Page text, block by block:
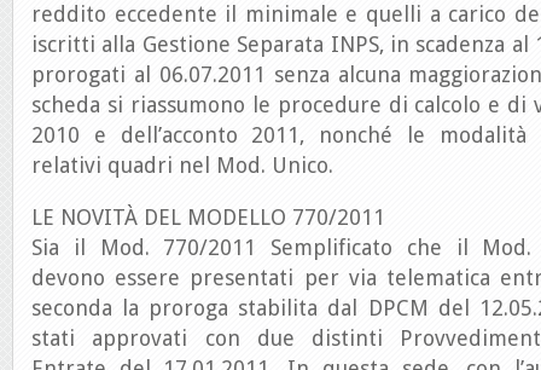
reddito eccedente il minimale e quelli a carico
iscritti alla Gestione Separata INPS, in scadenza al
prorogati al 06.07.2011 senza alcuna
scheda si riassumono le procedure di calcolo e di
2010 e dell’acconto 2011, nonché le
relativi quadri nel Mod. Unico.
LE NOVITÀ DEL MODELLO 770/2011
Sia il Mod. 770/2011 Semplificato che il Mod.
devono essere presentati per via telematica
seconda la proroga stabilita dal DPCM del
stati approvati con due distinti